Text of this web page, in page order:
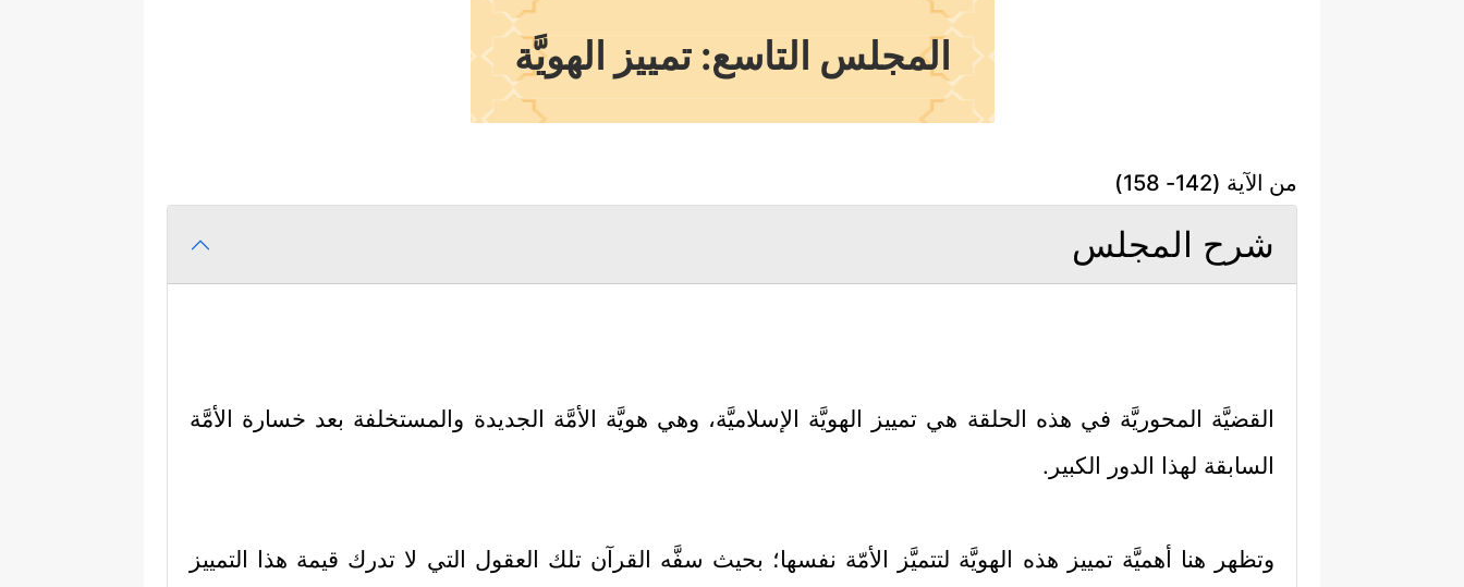
المجلس التاسع: تمييز الهويَّة
من الآية (142- 158)
شرح المجلس
القضيَّة المحوريَّة في هذه الحلقة هي تمييز الهويَّة الإسلاميَّة، وهي هويَّة الأمَّة الجديدة والمستخلفة بعد خسارة الأمَّة
السابقة لهذا الدور الكبير.
وتظهر هنا أهميَّة تمييز هذه الهويَّة لتتميَّز الأمّة نفسها؛ بحيث سفَّه القرآن تلك العقول التي لا تدرك قيمة هذا التمييز